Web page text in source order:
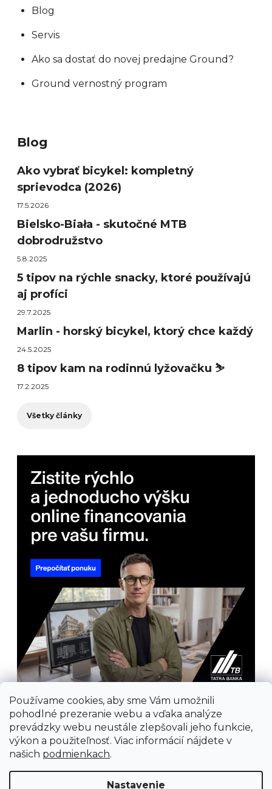
Používame cookies, aby sme Vám umožnili
pohodlné prezeranie webu a vďaka analýze
prevádzky webu neustále zlepšovali jeho funkcie,
výkon a použiteľnosť. Viac informácií nájdete v
našich podmienkach.
Nastavenie
Blog
Servis
Ako sa dostať do novej predajne Ground?
Ground vernostný program
Blog
Ako vybrať bicykel: kompletný
sprievodca (2026)
17.5.2026
Bielsko-Biała - skutočné MTB
dobrodružstvo
5.8.2025
5 tipov na rýchle snacky, ktoré používajú
aj profíci
29.7.2025
Marlin - horský bicykel, ktorý chce každý
24.5.2025
8 tipov kam na rodinnú lyžovačku ⛷️
17.2.2025
Všetky články